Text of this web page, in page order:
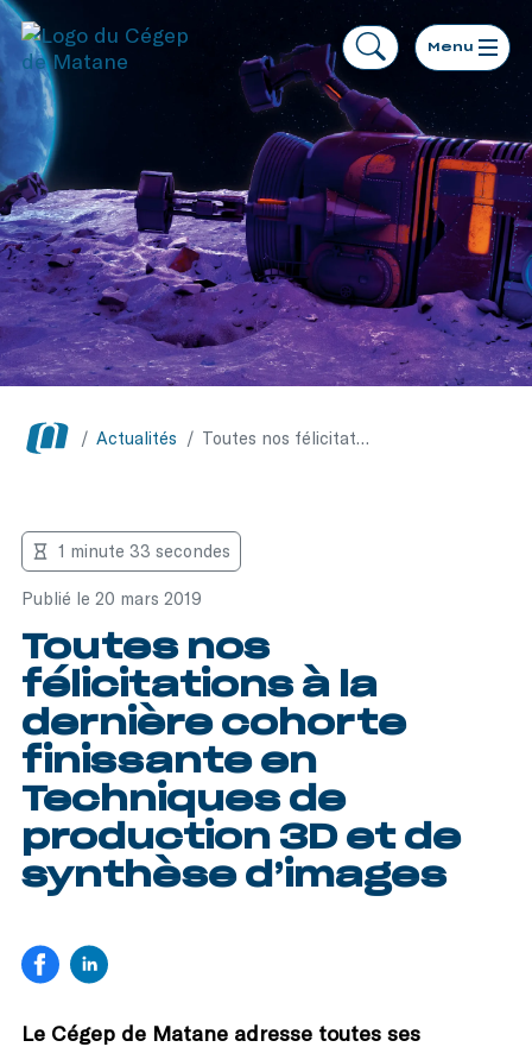
Menu
/ Actualités / Toutes nos félicitations à la dernière cohorte finissante en Techniques de production 3D et de synthèse d’images
Publié le 20 mars 2019
1 minute 33 secondes
Toutes nos
félicitations à la
dernière cohorte
finissante en
Techniques de
production 3D et de
synthèse d’images
Le Cégep de Matane adresse toutes ses